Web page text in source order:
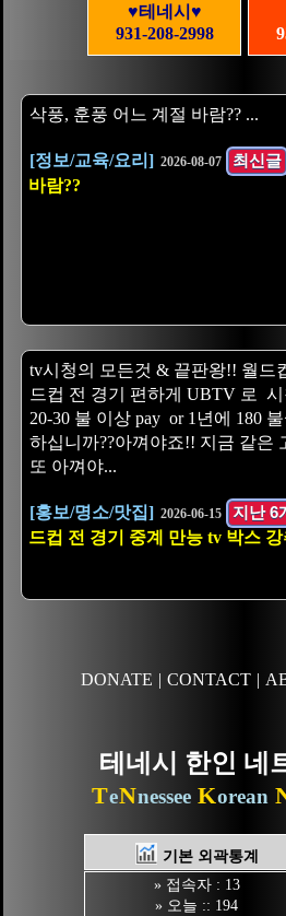
♥테네시♥
931-208-2998
삭풍, 훈풍 어느 계절 바람?? ...
[정보/교육/요리] 2026-08-07 최신글
바람??
tv시청의 모든것 & 끝판왕!! 월드
드컵 전 경기 편하게 UBTV 로
20-30 불 이상 pay or 1년에 180
하십니까??아껴야죠!! 지금 같은
또 아껴야...
[홍보/명소/맛집] 2026-06-15 지난 6
드컵 전 경기 중계 만능 tv 박스
DONATE | CONTACT |
테네시 한인 네
TeNnessee Korean
기본 외곽통계
» 접속자 : 13
» 오늘 :: 194